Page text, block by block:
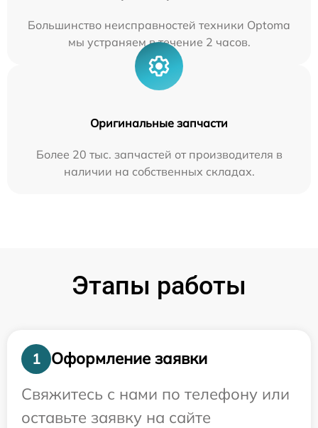
Большинство неисправностей техники Optoma
мы устраняем в течение 2 часов.
Оригинальные запчасти
Более 20 тыс. запчастей от производителя в
наличии на собственных складах.
Этапы работы
1
Оформление заявки
Свяжитесь с нами по телефону или
оставьте заявку на сайте